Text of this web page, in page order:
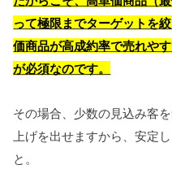
って極限までターゲットを
価商品が高成約率で売れや
が必須なのです。
その場合、少数の見込み客
上げを出せますから、安定
と。